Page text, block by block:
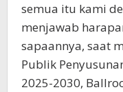
semua itu kami
menjawab
sapaannya, saat
Publik
2025-2030,